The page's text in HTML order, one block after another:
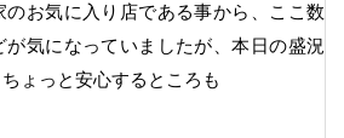
のお気に入り店である事から、ここ数
が気になっていましたが、本日の盛況
ょっと安心するところも